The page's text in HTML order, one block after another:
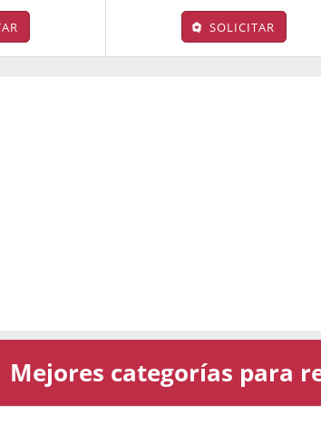
SOLICITAR
Mejores categorías para